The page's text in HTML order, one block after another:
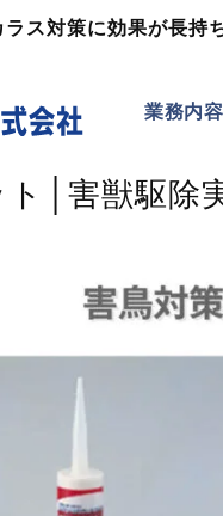
ス対策に効果が長持
業務内容
│害獣駆除